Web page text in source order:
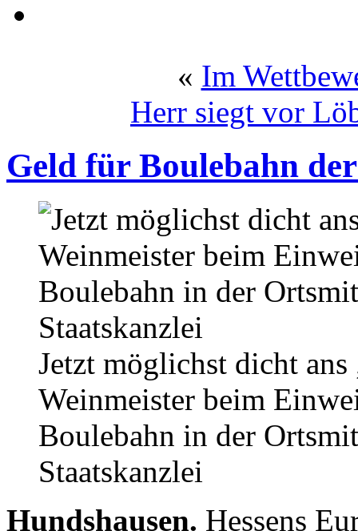
« Im
Herr siegt vor
Geld für Boulebahn
Jetzt möglichst dicht
Weinmeister beim
Boulebahn in der
Staatskanzlei
Hundshausen. Hessens